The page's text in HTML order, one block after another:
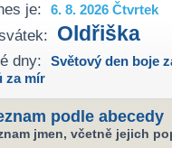
je: 6. 8. 2026 Čtvrtek
Oldřiška
dny: Světový den boje
za mír
podle abecedy
jmen, včetně jejich